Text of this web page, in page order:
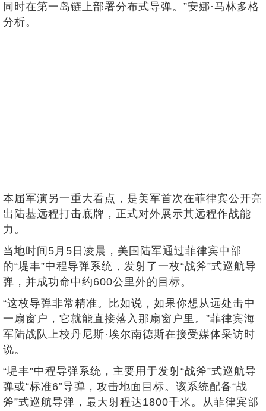
同时在第一岛链上部署分布式导弹。”安娜·马林多格
分析。
本届军演另一重大看点，是美军首次在菲律宾公开亮
出陆基远程打击底牌，正式对外展示其远程作战能
力。
当地时间5月5日凌晨，美国陆军通过菲律宾中部
的“堤丰”中程导弹系统，发射了一枚“战斧”式巡航导
弹，并成功命中约600公里外的目标。
“这枚导弹非常精准。比如说，如果你想从远处击中
一扇窗户，它就能直接落入那扇窗户里。”菲律宾海
军陆战队上校丹尼斯·埃尔南德斯在接受媒体采访时
说。
“堤丰”中程导弹系统，主要用于发射“战斧”式巡航导
弹或“标准6”导弹，攻击地面目标。该系统配备“战
斧”式巡航导弹，最大射程达1800千米。从菲律宾部